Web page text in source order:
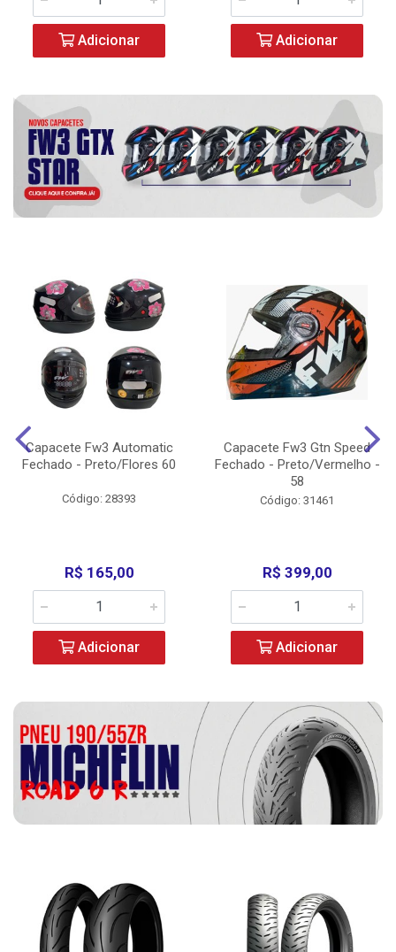
Adicionar Adicionar
Capacete Fw3 Automatic
Fechado - Preto/Flores 60
Código: 28393
R$ 165,00
Adicionar
Capacete Fw3 Gtn Speed
Fechado - Preto/Vermelho -
58
Código: 31461
R$ 399,00
Adicionar